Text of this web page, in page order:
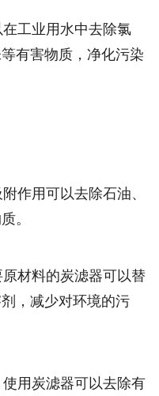
工业用水中去除氯
有害物质，净化污染
作用可以去除石油、
。
材料的炭滤器可以替
，减少对环境的污
用炭滤器可以去除有